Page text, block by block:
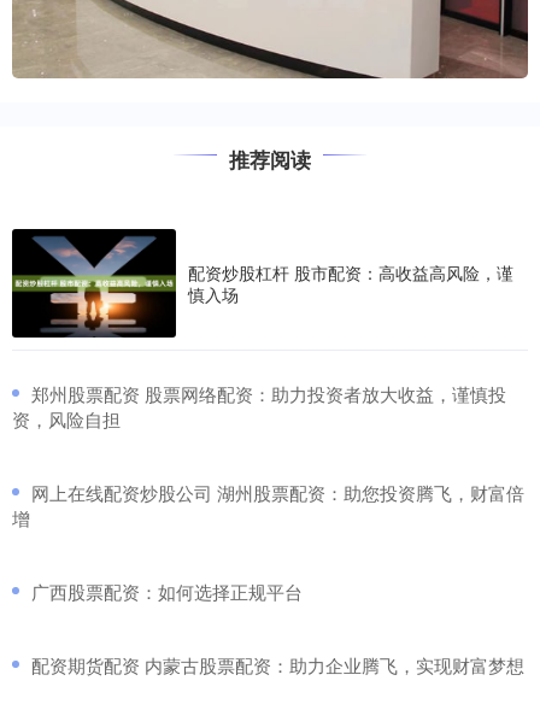
推荐阅读
配资炒股杠杆 股市配资：高收益高风险，谨
慎入场
​郑州股票配资 股票网络配资：助力投资者放大收益，谨慎投
资，风险自担
​网上在线配资炒股公司 湖州股票配资：助您投资腾飞，财富倍
增
​广西股票配资：如何选择正规平台
​配资期货配资 内蒙古股票配资：助力企业腾飞，实现财富梦想